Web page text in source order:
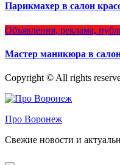
Парикмахер в салон
Объявления, реклама,
Мастер маникюра в
Copyright © All rights
Про Воронеж
Свежие новости и